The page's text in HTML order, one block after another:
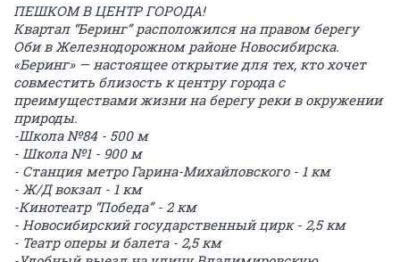
ПЕШКОМ В ЦЕНТР ГОРОДА!
Квартал “Беринг” расположился на правом берегу
Оби в Железнодорожном районе Новосибирска.
«Беринг» — настоящее открытие для тех, кто хочет
совместить близость к центру города с
преимуществами жизни на берегу реки в окружении
природы.
-Школа №84 - 500 м
- Школа №1 - 900 м
- Станция метро Гарина-Михайловского - 1 км
- Ж/Д вокзал - 1 км
-Кинотеатр “Победа” - 2 км
- Новосибирский государственный цирк - 2,5 км
- Театр оперы и балета - 2,5 км